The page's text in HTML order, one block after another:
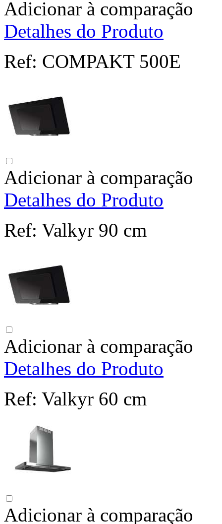
Adicionar à comparação
Detalhes do Produto
Ref: COMPAKT 500E
Adicionar à comparação
Detalhes do Produto
Ref: Valkyr 90 cm
Adicionar à comparação
Detalhes do Produto
Ref: Valkyr 60 cm
Adicionar à comparação